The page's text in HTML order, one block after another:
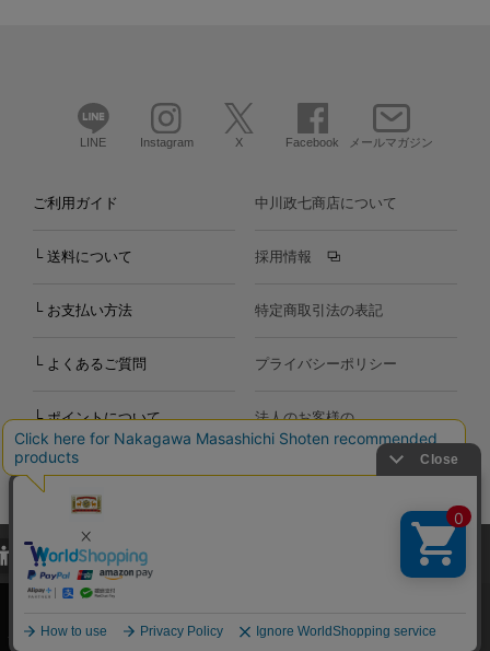
LINE Instagram X Facebook メールマガジン
ご利用ガイド
└ 送料について
└ お支払い方法
└ よくあるご質問
└ ポイントについて
お問い合わせ
中川政七商店について
採用情報
特定商取引法の表記
プライバシーポリシー
法人のお客様の
お問い合わせ
Copyright©2000-2026
Nakagawa Masashichi Shoten All Rights Reserved.
当サイトでは、当サイト内における閲覧履歴・属性情報などの取得およ
び利便性向上のためにクッキー（Cookie）を使用いたします。詳細に
関しては「プライバシーポリシー
承諾する